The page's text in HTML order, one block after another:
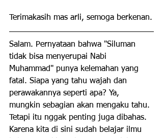
Terimakasih mas arli, semoga berkenan.
Salam. Pernyataan bahwa "Siluman
tidak bisa menyerupai Nabi
Muhammad" punya kelemahan yang
fatal. Siapa yang tahu wajah dan
perawakannya seperti apa? Ya,
mungkin sebagian akan mengaku tahu.
Tetapi itu nggak penting juga dibahas.
Karena kita di sini sudah belajar ilmu